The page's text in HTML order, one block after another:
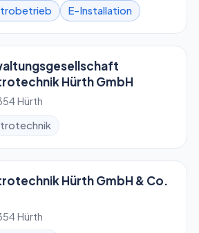
E-Installation
Hürth GmbH
Hürth
Hürth GmbH & Co.
Hürth